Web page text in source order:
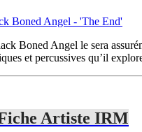
Boned Angel le sera
et percussives qu’il
Artiste IRM